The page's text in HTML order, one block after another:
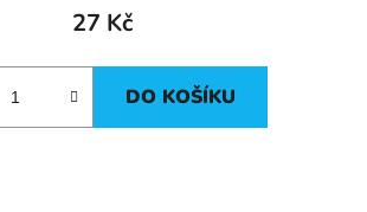
27 Kč
DO KOŠÍKU